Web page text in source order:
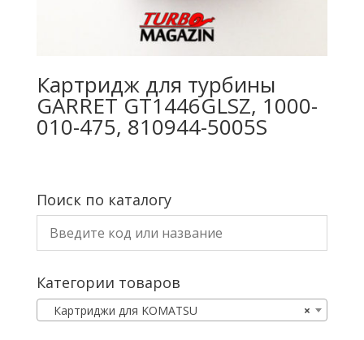
Картридж для турбины
GARRET GT1446GLSZ, 1000-
010-475, 810944-5005S
Поиск по каталогу
Категории товаров
×
Картриджи для KOMATSU